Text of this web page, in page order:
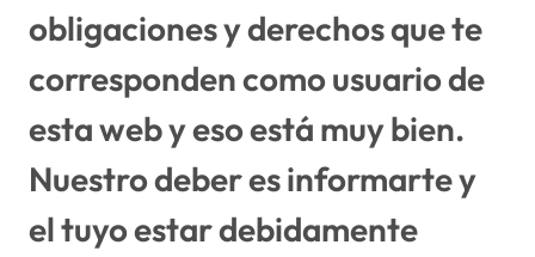
obligaciones y derechos que te
corresponden como usuario de
esta web y eso está muy bien.
Nuestro deber es informarte y
el tuyo estar debidamente